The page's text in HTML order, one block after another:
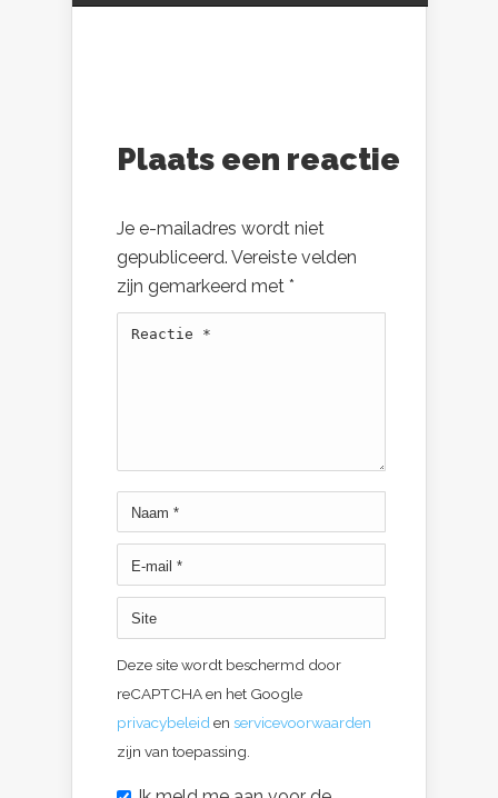
Plaats een reactie
Je e-mailadres wordt niet
gepubliceerd. Vereiste velden
zijn gemarkeerd met *
Deze site wordt beschermd door
reCAPTCHA en het Google
privacybeleid en servicevoorwaarden
zijn van toepassing.